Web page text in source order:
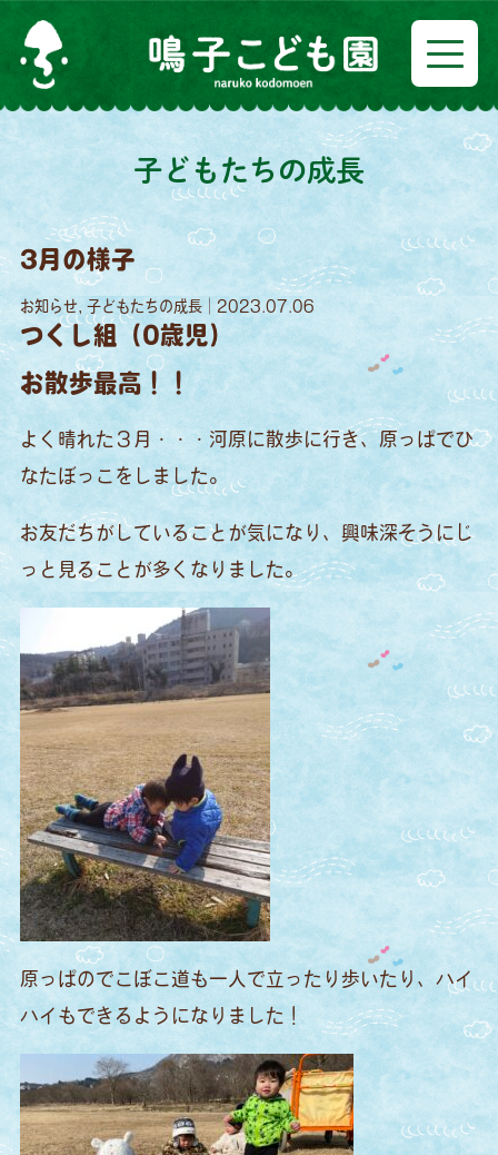
子どもたちの成長
3月の様子
お知らせ, 子どもたちの成長｜2023.07.06
つくし組（0歳児）
お散歩最高！！
よく晴れた３月・・・河原に散歩に行き、原っぱでひ
なたぼっこをしました。
お友だちがしていることが気になり、興味深そうにじ
っと見ることが多くなりました。
原っぱのでこぼこ道も一人で立ったり歩いたり、ハイ
ハイもできるようになりました！